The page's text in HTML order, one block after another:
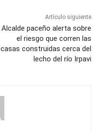
Artículo siguiente
Alcalde paceño alerta sobre
el riesgo que corren las
casas construidas cerca del
lecho del río Irpavi